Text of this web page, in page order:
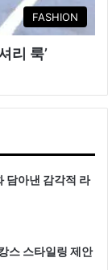
FASHION
리 룩’
담아낸 감각적 라
스 스타일링 제안